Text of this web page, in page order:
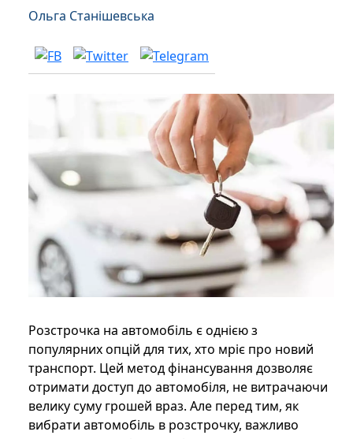
Ольга Станішевська
Розстрочка на автомобіль є однією з
популярних опцій для тих, хто мріє про новий
транспорт. Цей метод фінансування дозволяє
отримати доступ до автомобіля, не витрачаючи
велику суму грошей враз. Але перед тим, як
вибрати автомобіль в розстрочку, важливо